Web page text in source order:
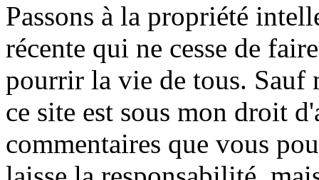
Passons à la propriété
récente qui ne cesse de
pourrir la vie de tous. Sauf
ce site est sous mon droit
commentaires que vous